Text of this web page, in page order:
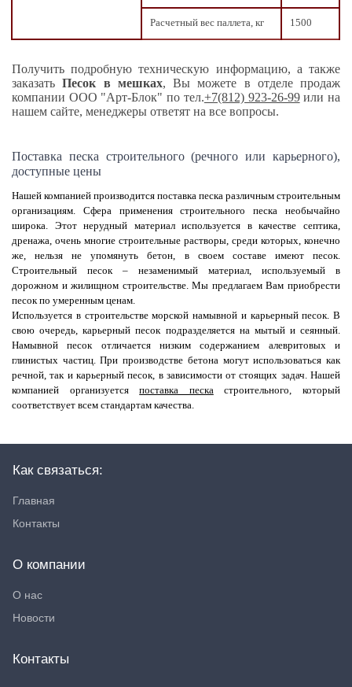
Расчетный вес паллета, кг 1500
Получить подробную техническую информацию, а также
заказатьПесок в мешках, Вы можете в отделе продаж
компании ООО "Арт-Блок" по тел.+7(812) 923-26-99или на
нашем сайте, менеджеры ответят на все вопросы.
Поставка песка строительного (речного или карьерного),
доступные цены
Нашей компанией производится поставка песка различным строительным
организациям. Сфера применения строительного песка необычайно
широка. Этот нерудный материал используется в качестве септика,
дренажа, очень многие строительные растворы, среди которых, конечно
же, нельзя не упомянуть бетон, в своем составе имеют песок.
Строительный песок – незаменимый материал, используемый в
дорожном и жилищном строительстве. Мы предлагаем Вам приобрести
песок по умеренным ценам.
Используется в строительстве морской намывной и карьерный песок. В
свою очередь, карьерный песок подразделяется на мытый и сеянный.
Намывной песок отличается низким содержанием алевритовых и
глинистых частиц. При производстве бетона могут использоваться как
речной, так и карьерный песок, в зависимости от стоящих задач. Нашей
компанией организуетсяпоставка пескастроительного, который
соответствует всем стандартам качества.
Как связаться:
Главная
Контакты
О компании
О нас
Новости
Контакты